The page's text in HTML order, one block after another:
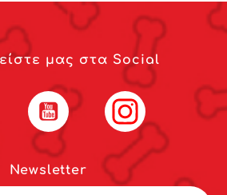
Newsletter
μας στα Social
YouTube Instagram